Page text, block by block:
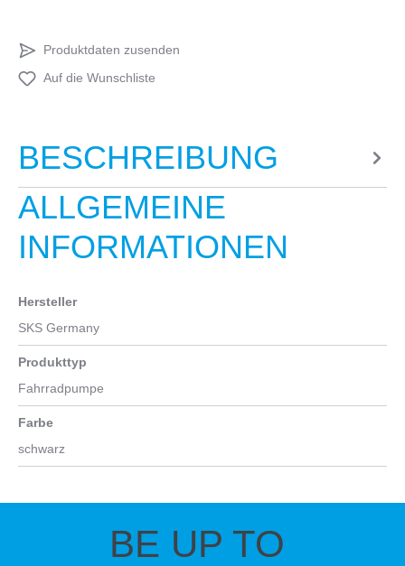
Produktdaten zusenden
Auf die Wunschliste
BESCHREIBUNG
ALLGEMEINE
INFORMATIONEN
Hersteller
SKS Germany
Produkttyp
Fahrradpumpe
Farbe
schwarz
BE UP TO